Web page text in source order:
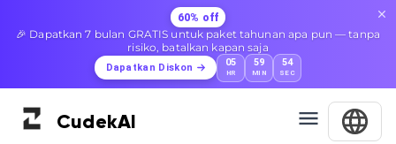
60% off
🎉 Dapatkan 7 bulan GRATIS untuk paket tahunan apa pun — tanpa
risiko, batalkan kapan saja
Dapatkan Diskon 05
HR
59
MIN
54
SEC
CudekAI